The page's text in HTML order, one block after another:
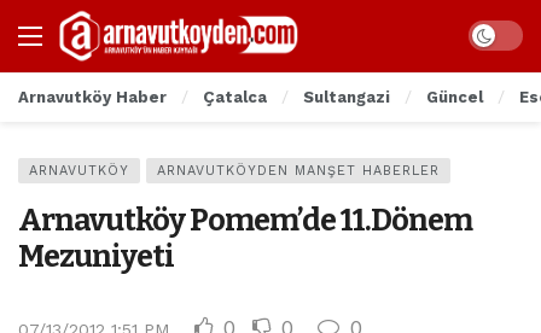
Arnavutköy Haber Çatalca Sultangazi Güncel
ARNAVUTKÖY ARNAVUTKÖYDEN MANŞET HABERLER
Arnavutköy Pomem’de 11.Dönem
Mezuniyeti
0 0 0